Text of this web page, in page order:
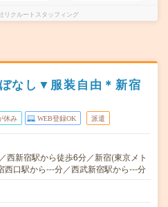
リクルートスタッフィング
なし▼服装自由＊新宿
休み WEB登録OK 派遣
西新宿駅から徒歩6分／新宿(東京メト
西口駅から---分／西武新宿駅から---分